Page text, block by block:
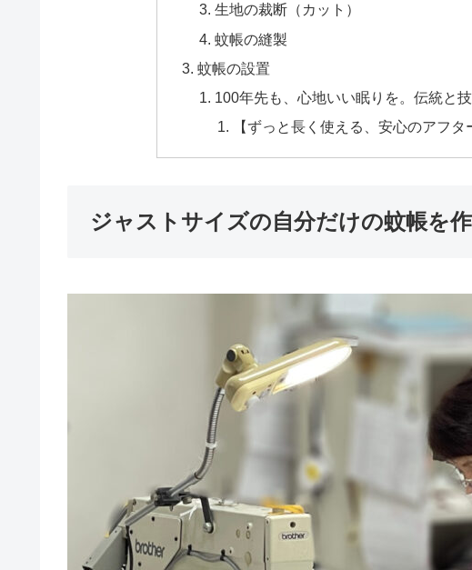
生地の裁断（カット）
蚊帳の縫製
蚊帳の設置
100年先も、心地いい眠りを。伝統と
【ずっと長く使える、安心のアフタ
ジャストサイズの自分だけの蚊帳を作